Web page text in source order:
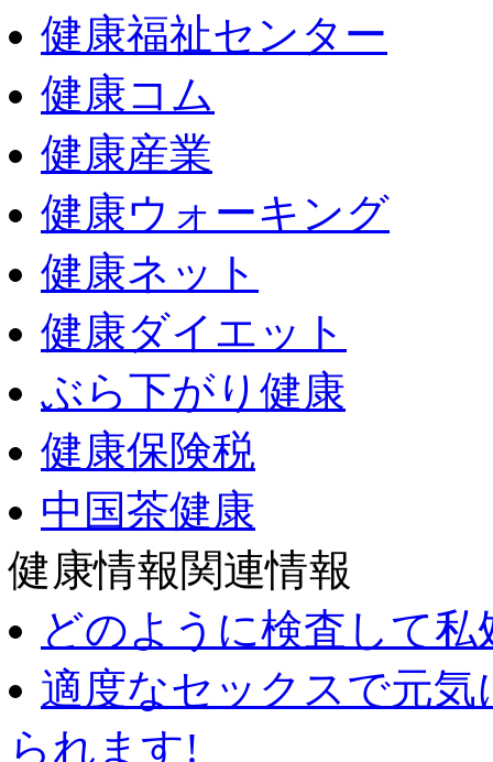
健康福祉センター
健康コム
健康産業
健康ウォーキング
健康ネット
健康ダイエット
ぶら下がり健康
健康保険税
中国茶健康
健康情報関連情報
どのように検査して
適度なセックスで元
られます!